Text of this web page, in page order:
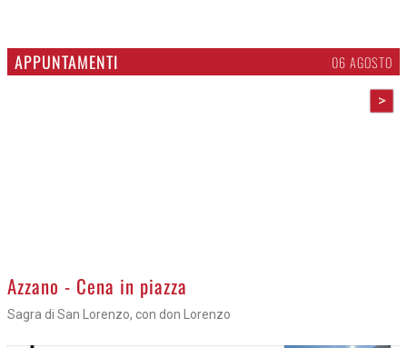
APPUNTAMENTI 06 AGOSTO
>
Azzano - Cena in piazza
Sagra di San Lorenzo, con don Lorenzo